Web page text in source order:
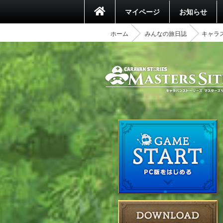
マイページ お知らせ
ホーム みんなの旅日誌 キャラ